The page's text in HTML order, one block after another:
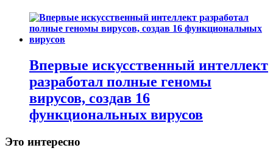
Впервые искусственный интеллект
разработал полные геномы
вирусов, создав 16
функциональных вирусов
Это интересно